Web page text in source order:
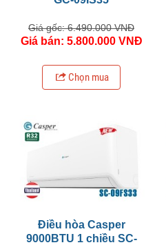
Giá gốc: 6.490.000 VNĐ
Giá bán: 5.800.000 VNĐ
Chọn mua
Điều hòa Casper
9000BTU 1 chiều SC-